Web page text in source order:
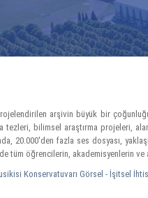
arşivin büyük bir
tezleri, bilimsel araştırma projeleri,
20.000'den fazla ses dosyası,
tüm öğrencilerin, akademisyenlerin ve
Konservatuvarı Görsel - İşitsel